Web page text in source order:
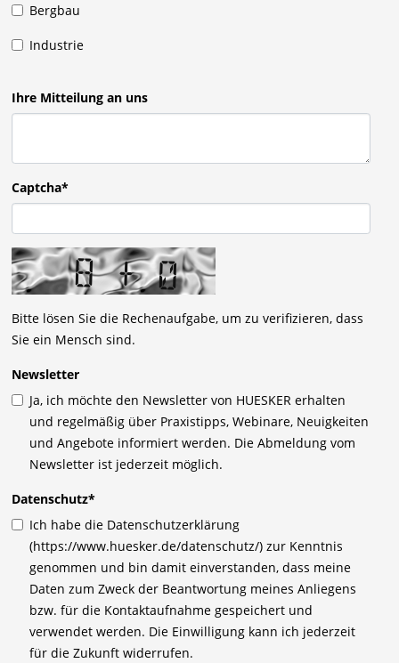
Bergbau
Industrie
Ihre Mitteilung an uns
Captcha*
Bitte lösen Sie die Rechenaufgabe, um zu verifizieren, dass
Sie ein Mensch sind.
Newsletter
Ja, ich möchte den Newsletter von HUESKER erhalten
und regelmäßig über Praxistipps, Webinare, Neuigkeiten
und Angebote informiert werden. Die Abmeldung vom
Newsletter ist jederzeit möglich.
Datenschutz*
Ich habe die Datenschutzerklärung
(https://www.huesker.de/datenschutz/) zur Kenntnis
genommen und bin damit einverstanden, dass meine
Daten zum Zweck der Beantwortung meines Anliegens
bzw. für die Kontaktaufnahme gespeichert und
verwendet werden. Die Einwilligung kann ich jederzeit
für die Zukunft widerrufen.